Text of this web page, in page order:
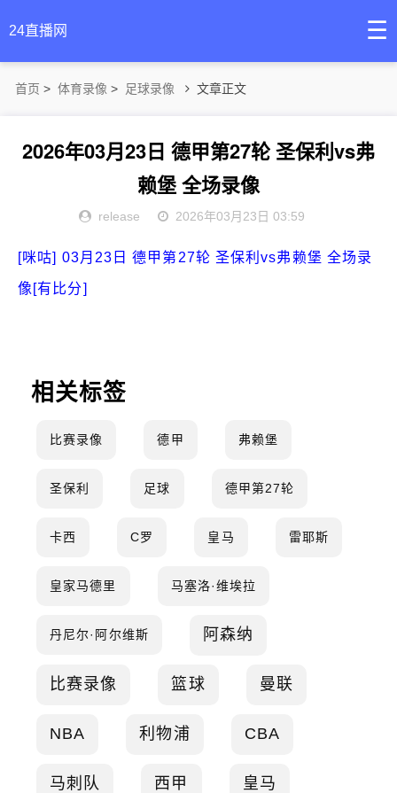
24直播网 ☰
首页 > 体育录像 > 足球录像 文章正文
2026年03月23日 德甲第27轮 圣保利vs弗
赖堡 全场录像
release 2026年03月23日 03:59
[咪咕] 03月23日 德甲第27轮 圣保利vs弗赖堡 全场录
像[有比分]
相关标签
比赛录像 德甲 弗赖堡
圣保利 足球 德甲第27轮
卡西 C罗 皇马 雷耶斯
皇家马德里 马塞洛·维埃拉
丹尼尔·阿尔维斯 阿森纳
比赛录像 篮球 曼联
NBA 利物浦 CBA
马刺队 西甲 皇马